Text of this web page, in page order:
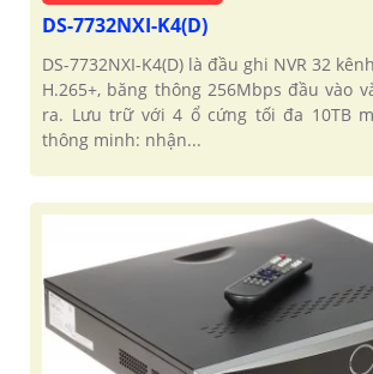
DS-7732NXI-K4(D)
DS-7732NXI-K4(D) là đầu ghi NVR 32
H.265+, băng thông 256Mbps đầu vào
ra. Lưu trữ với 4 ổ cứng tối đa 10TB
thông minh: nhận...